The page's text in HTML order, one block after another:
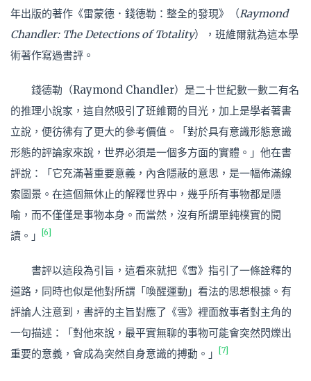
年出版的著作《雷蒙德．錢德勒：整全的發現》（Raymond
Chandler: The Detections of Totality），班維爾就為這本學
術著作寫過書評。
錢德勒（Raymond Chandler）是二十世紀數一數二有名
的推理小說家，這自然吸引了班維爾的目光，加上是學者著書
立說，便彷彿有了更大的參考價值。「對於具有意識形態意識
形態的評論家來說，世界必須是一個多方面的實體。」他在書
評說：「它充滿著重要意義，內含隱蔽的意思，是一幅佈滿線
索圖景。在這個無休止的解釋世界中，幾乎所有事物都是隱
喻，而不僅僅是事物本身。而當然，沒有所謂單純樸實的閱
讀。」
[6]
書評以這段為引旨，這看來就把《雪》指引了一條詮釋的
道路，同時也似是他對所謂「喚醒運動」看法的思想根據。有
評論人注意到，書評的主旨對應了《雪》裡面敘事者對主角的
一句描述：「對他來說，最平實無聊的事物可能會突然閃爍出
重要的意義，會成為突然自身意識的搏動。」
[7]